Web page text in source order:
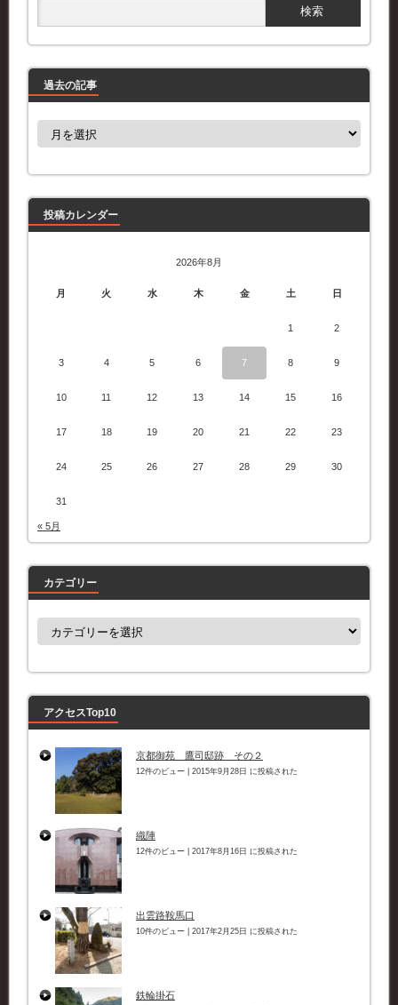
過去の記事
事
投稿カレンダー
2026年8月
月 火 水 木 金 土 日
1 2
3 4 5 6 7 8 9
10 11 12 13 14 15 16
17 18 19 20 21 22 23
24 25 26 27 28 29 30
31
« 5月
カテゴリー
ー
アクセスTop10
京都御苑 鷹司邸跡 その２
12件のビュー 2015年9月28日 に投稿された
織陣
12件のビュー 2017年8月16日 に投稿された
出雲路鞍馬口
10件のビュー 2017年2月25日 に投稿された
鉄輪掛石